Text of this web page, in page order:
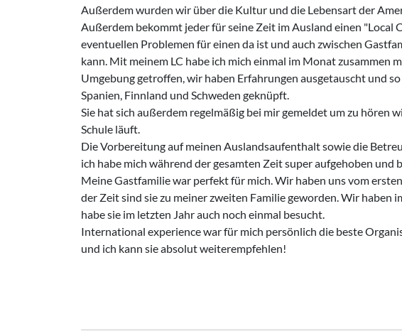
Außerdem wurden wir über die Kultur und die Lebensart der
Außerdem bekommt jeder für seine Zeit im Ausland einen "Local
eventuellen Problemen für einen da ist und auch zwischen
kann. Mit meinem LC habe ich mich einmal im Monat zusammen
Umgebung getroffen, wir haben Erfahrungen ausgetauscht und
Spanien, Finnland und Schweden geknüpft.
Sie hat sich außerdem regelmäßig bei mir gemeldet um zu hören
Schule läuft.
Die Vorbereitung auf meinen Auslandsaufenthalt sowie die
ich habe mich während der gesamten Zeit super aufgehoben und
Meine Gastfamilie war perfekt für mich. Wir haben uns vom
der Zeit sind sie zu meiner zweiten Familie geworden. Wir haben
habe sie im letzten Jahr auch noch einmal besucht.
International experience war für mich persönlich die beste
und ich kann sie absolut weiterempfehlen!